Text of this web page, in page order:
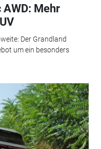
Mehr
Der Grandland
um ein besonders